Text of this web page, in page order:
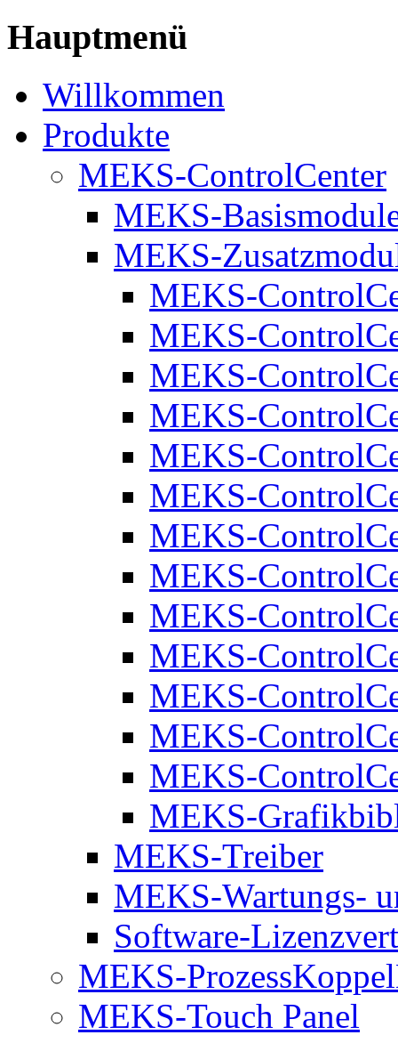
Hauptmenü
Willkommen
Produkte
MEKS-ControlCenter
MEKS-
MEKS-
MEKS-
MEKS-
MEKS-
MEKS-
MEKS-
MEKS-
MEKS-
MEKS-
MEKS-
MEKS-
MEKS-
MEKS-
MEKS-
MEKS-
MEKS-Treiber
MEKS-Wartungs-
Software-
MEKS-
MEKS-Touch Panel